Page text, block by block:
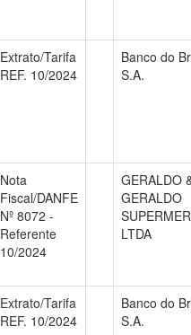
Extrato/Tarifa
REF. 10/2024
Banco do
S.A.
Nota
Fiscal/DANFE
Nº 8072 -
Referente
10/2024
GERALDO
GERALDO
LTDA
Extrato/Tarifa
REF. 10/2024
Banco do
S.A.